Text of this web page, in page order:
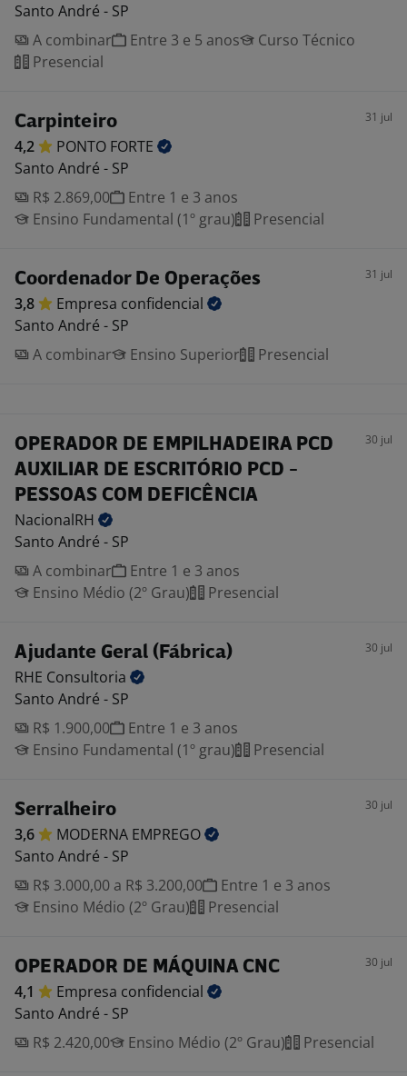
Santo André - SP
A combinar
Entre 3 e 5 anos
Curso Técnico
Presencial
Carpinteiro 31 jul
4,2 PONTO FORTE
Santo André - SP
R$ 2.869,00
Entre 1 e 3 anos
Ensino Fundamental (1º grau)
Presencial
Coordenador De Operações 31 jul
3,8 Empresa confidencial
Santo André - SP
A combinar
Ensino Superior Presencial
OPERADOR DE EMPILHADEIRA PCD
AUXILIAR DE ESCRITÓRIO PCD -
PESSOAS COM DEFICÊNCIA
30 jul
NacionalRH
Santo André - SP
A combinar
Entre 1 e 3 anos
Ensino Médio (2º Grau)
Presencial
Ajudante Geral (Fábrica) 30 jul
RHE Consultoria
Santo André - SP
R$ 1.900,00
Entre 1 e 3 anos
Ensino Fundamental (1º grau)
Presencial
Serralheiro 30 jul
3,6 MODERNA EMPREGO
Santo André - SP
R$ 3.000,00 a R$ 3.200,00
Entre 1 e 3 anos
Ensino Médio (2º Grau)
Presencial
OPERADOR DE MÁQUINA CNC 30 jul
4,1 Empresa confidencial
Santo André - SP
R$ 2.420,00
Ensino Médio (2º Grau) Presencial